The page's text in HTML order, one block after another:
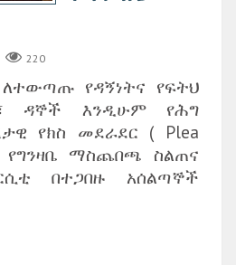
220
የዳኝነትና የፍትህ
ዳኞች እንዲሁም የሕግ
የክስ መደራደር ( Plea
የግንዛቤ ማስጨበጫ ስልጠና
በተጋበዙ አሰልጣኞች